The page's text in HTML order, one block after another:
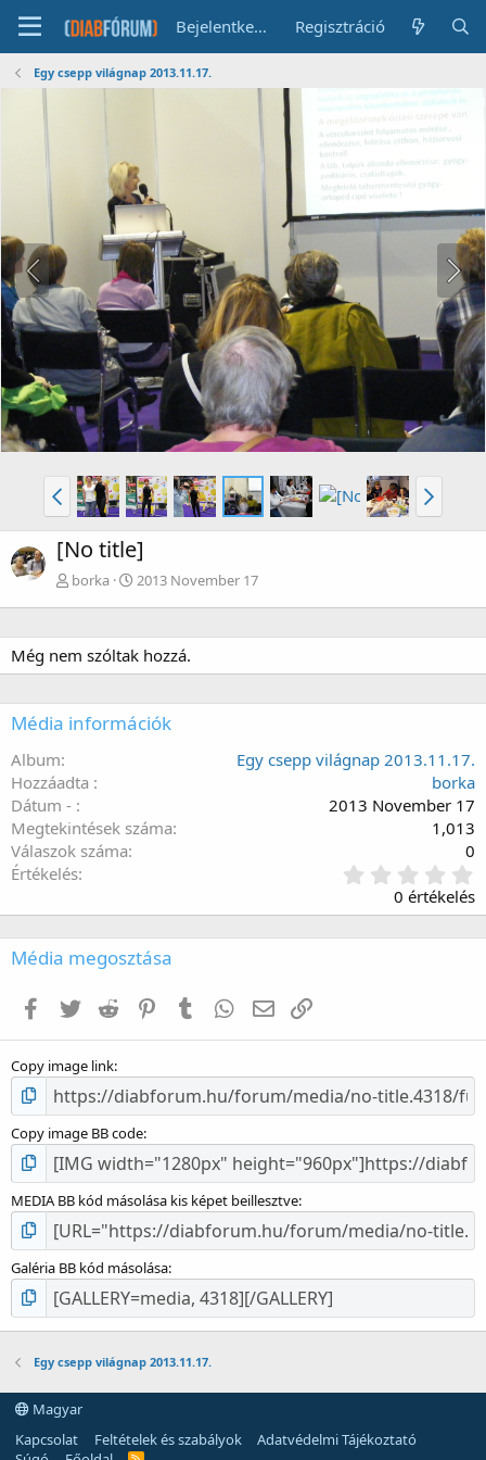
Bejelentkezés Regisztráció
Egy csepp világnap 2013.11.17.
[No title]
borka 2013 November 17
Még nem szóltak hozzá.
Média információk
Album
Egy csepp világnap 2013.11.17.
Hozzáadta
borka
Dátum -
2013 November 17
Megtekintések száma
1,013
Válaszok száma
0
Értékelés
.
0
0
a
0 értékelés
Média megosztása
Facebook
Twitter Reddit PinterestTumblr WhatsApp
E-mail
Copy image link
Copy image BB code
MEDIA BB kód másolása kis képet beillesztve
Galéria BB kód másolása
Egy csepp világnap 2013.11.17.
Magyar
Kapcsolat
Feltételek és szabályok
Adatvédelmi Tájékoztató